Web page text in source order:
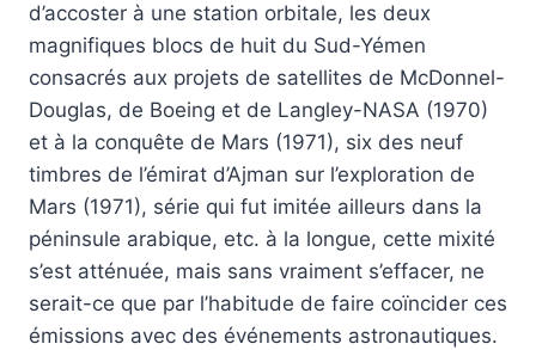
d’accoster à une station orbitale, les deux
magnifiques blocs de huit du Sud-Yémen
consacrés aux projets de satellites de McDonnel-
Douglas, de Boeing et de Langley-NASA (1970)
et à la conquête de Mars (1971), six des neuf
timbres de l’émirat d’Ajman sur l’exploration de
Mars (1971), série qui fut imitée ailleurs dans la
péninsule arabique, etc. à la longue, cette mixité
s’est atténuée, mais sans vraiment s’effacer, ne
serait-ce que par l’habitude de faire coïncider ces
émissions avec des événements astronautiques.